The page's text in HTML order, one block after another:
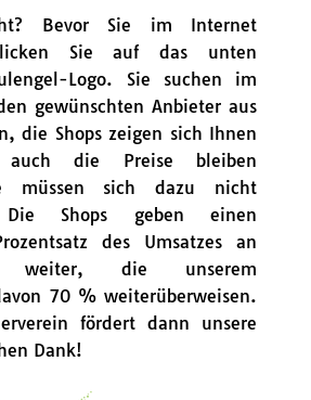
Bevor Sie im Internet
Sie auf das unten
Logo. Sie suchen im
gewünschten Anbieter aus
die Shops zeigen sich Ihnen
auch die Preise bleiben
müssen sich dazu nicht
Die Shops geben einen
des Umsatzes an
weiter, die unserem
70 % weiterüberweisen.
fördert dann unsere
Dank!